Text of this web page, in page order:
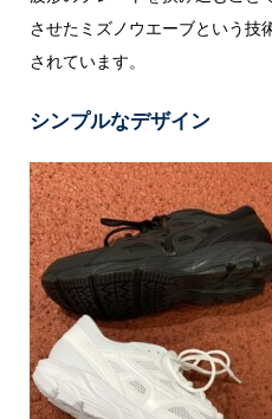
させたミズノウエーブという技
されています。
シンプルなデザイン